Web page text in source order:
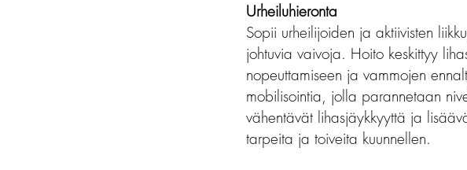
Urheiluhieronta
Sopii urheilijoiden ja aktiivisten
johtuvia vaivoja. Hoito keskittyy
nopeuttamiseen ja vammojen
mobilisointia, jolla parannetaan
vähentävät lihasjäykkyyttä ja
tarpeita ja toiveita kuunnellen.